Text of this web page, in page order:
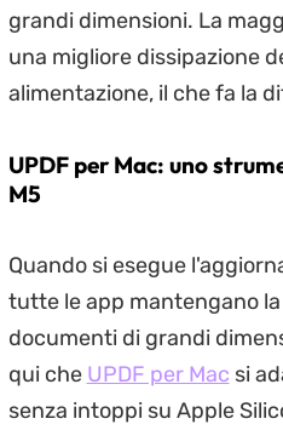
grandi dimensioni. La
una migliore dissipazione
alimentazione, il che fa la
UPDF per Mac: uno
M5
Quando si esegue
tutte le app mantengano
documenti di grandi
qui che UPDF per Mac si
senza intoppi su Apple